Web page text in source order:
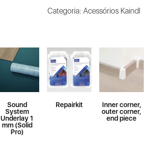
Categoria:Acessórios Kaindl
Sound
System
Underlay 1
mm (Solid
Pro)
Repairkit
Inner corner,
outer corner,
end piece